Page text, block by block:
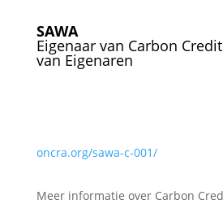
SAWA
Eigenaar van Carbon
van Eigenaren
oncra.org/sawa-c-001/
Meer informatie over Carbon